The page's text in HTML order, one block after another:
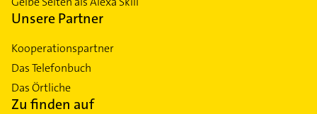
Unsere Partner
Kooperationspartner
Das Telefonbuch
Das Örtliche
Zu finden auf